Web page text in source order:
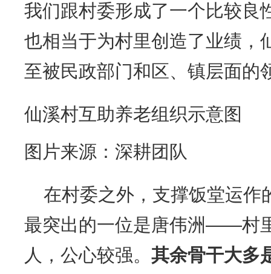
我们跟村委形成了一个比较良
也相当于为村里创造了业绩，
至被民政部门和区、镇层面的
仙溪村互助养老组织示意图
图片来源：深耕团队
在村委之外，支撑饭堂运作
最突出的一位是唐伟洲——村
人，公心较强。 其余骨干大多